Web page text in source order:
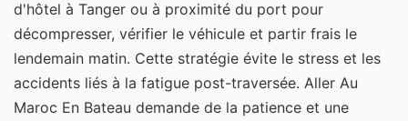
d'hôtel à Tanger ou à proximité du port pour
décompresser, vérifier le véhicule et partir frais le
lendemain matin. Cette stratégie évite le stress et les
accidents liés à la fatigue post-traversée. Aller Au
Maroc En Bateau demande de la patience et une